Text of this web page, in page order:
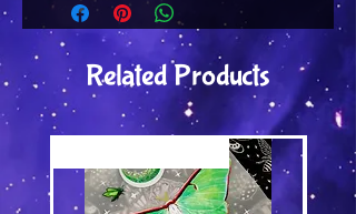
Related Products